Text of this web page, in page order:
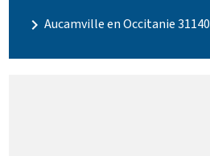
navigate_nextAucamville en Occitanie 31140